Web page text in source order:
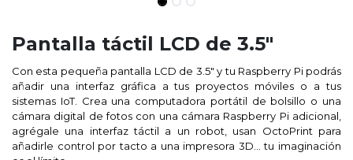
Pantalla táctil LCD de 3.5"
Con esta pequeña pantalla LCD de 3.5″ y tu Raspberry Pi podrás
añadir una interfaz gráfica a tus proyectos móviles o a tus
sistemas IoT. Crea una computadora portátil de bolsillo o una
cámara digital de fotos con una cámara Raspberry Pi adicional,
agrégale una interfaz táctil a un robot, usan OctoPrint para
añadirle control por tacto a una impresora 3D… tu imaginación